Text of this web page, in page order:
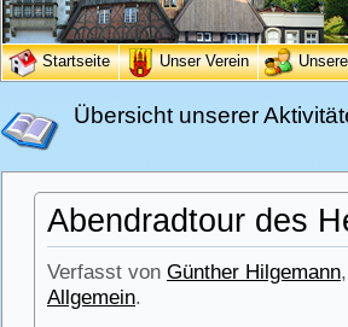
Startseite Unser Verein
Übersicht unserer
Abendradtour des
Verfasst von Günther Hilgemann
Allgemein.